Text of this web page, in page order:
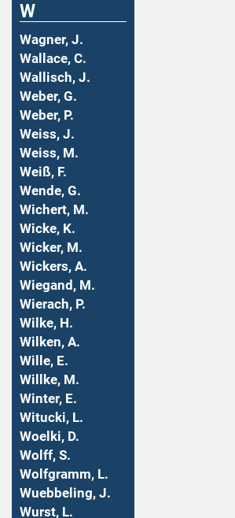
W
Wagner, J.
Wallace, C.
Wallisch, J.
Weber, G.
Weber, P.
Weiss, J.
Weiss, M.
Weiß, F.
Wende, G.
Wichert, M.
Wicke, K.
Wicker, M.
Wickers, A.
Wiegand, M.
Wierach, P.
Wilke, H.
Wilken, A.
Wille, E.
Willke, M.
Winter, E.
Witucki, L.
Woelki, D.
Wolff, S.
Wolfgramm, L.
Wuebbeling, J.
Wurst, L.